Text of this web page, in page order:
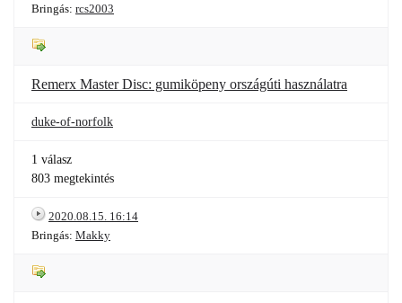
Bringás: rcs2003
Remerx Master Disc: gumiköpeny országúti használatra
duke-of-norfolk
1 válasz
803 megtekintés
2020.08.15. 16:14
Bringás: Makky